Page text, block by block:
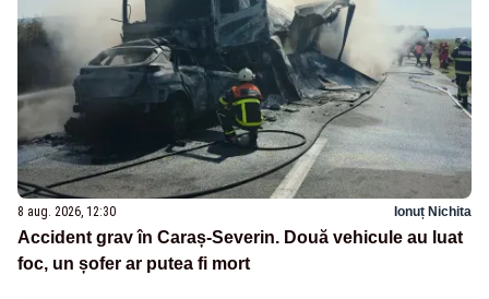
8 aug. 2026, 12:30 Ionuț Nichita
Accident grav în Caraș-Severin. Două vehicule au luat
foc, un șofer ar putea fi mort